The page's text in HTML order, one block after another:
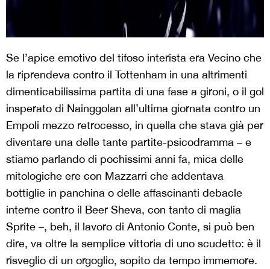
Se l’apice emotivo del tifoso interista era Vecino che
la riprendeva contro il Tottenham in una altrimenti
dimenticabilissima partita di una fase a gironi, o il gol
insperato di Nainggolan all’ultima giornata contro un
Empoli mezzo retrocesso, in quella che stava già per
diventare una delle tante partite-psicodramma – e
stiamo parlando di pochissimi anni fa, mica delle
mitologiche ere con Mazzarri che addentava
bottiglie in panchina o delle affascinanti debacle
interne contro il Beer Sheva, con tanto di maglia
Sprite –, beh, il lavoro di Antonio Conte, si può ben
dire, va oltre la semplice vittoria di uno scudetto: è il
risveglio di un orgoglio, sopito da tempo immemore.